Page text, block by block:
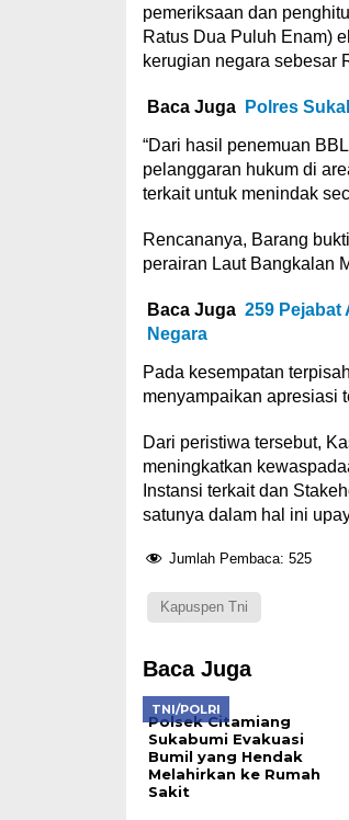
pemeriksaan dan
Ratus Dua Puluh Enam)
kerugian negara sebesar
Baca Juga Polres
“Dari hasil penemuan
pelanggaran hukum di
terkait untuk menindak
Rencananya, Barang
perairan Laut Bangkalan
Baca Juga 259 Pejabat
Negara
Pada kesempatan
menyampaikan apresiasi
Dari peristiwa tersebut,
meningkatkan
Instansi terkait dan
satunya dalam hal ini
Jumlah Pembaca: 525
Kapuspen Tni
Baca Juga
TNI/POLRI
Polsek Citamiang
Sukabumi Evakuasi
Bumil yang Hendak
Melahirkan ke Rumah
Sakit